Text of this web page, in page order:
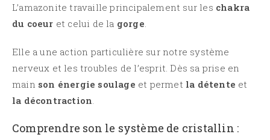
L’amazonite travaille principalement sur les chakra
du coeur et celui de la gorge
Elle a une action particulière sur notre système
nerveux et les troubles de l’esprit. Dès sa prise en
main son énergie soulage et permet la détente et
la décontraction
Comprendre son le système de cristallin :